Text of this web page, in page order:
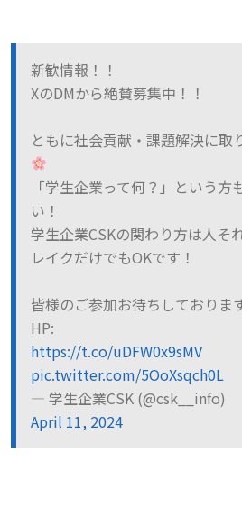
新歓情報！！
XのDMから絶賛募集中！！
ともに社会貢献・課題解決に取
「学生企業って何？」という
い！
学生企業CSKの関わり方は人そ
レイクだけでもOKです！
皆様のご参加お待ちしておりま
HP:
https://t.co/uDFW0x9sMV
pic.twitter.com/5OoXsqch0L
— 学生企業CSK (@csk__info)
April 11, 2024